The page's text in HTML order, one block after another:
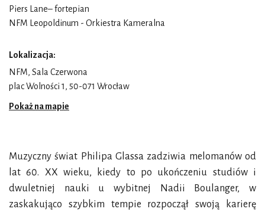
Piers Lane– fortepian
NFM Leopoldinum - Orkiestra Kameralna
Lokalizacja:
NFM, Sala Czerwona
plac Wolności 1, 50-071 Wrocław
Pokaż na mapie
Muzyczny świat Philipa Glassa zadziwia melomanów od
lat 60. XX wieku, kiedy to po ukończeniu studiów i
dwuletniej nauki u wybitnej Nadii Boulanger, w
zaskakująco szybkim tempie rozpoczął swoją karierę